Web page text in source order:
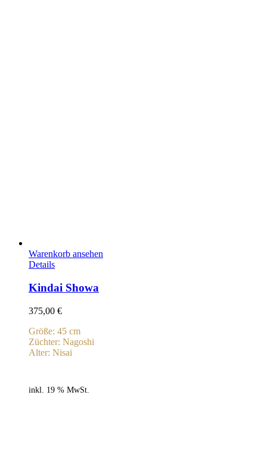
Warenkorb ansehen
Details
Kindai Showa
375,00 €
Größe: 45 cm
Züchter: Nagoshi
Alter: Nisai
inkl. 19 % MwSt.